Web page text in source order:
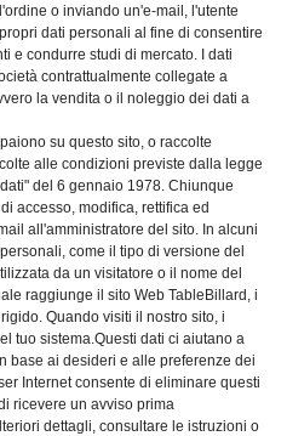
o inviando un'e-mail, l'utente
dati personali al fine di consentire
e condurre studi di mercato.
I dati
contrattualmente collegate a
la vendita o il noleggio dei dati a
su questo sito, o raccolte
alle condizioni previste dalla legge
del 6 gennaio 1978. Chiunque
accesso, modifica, rettifica ed
all'amministratore del sito. In alcuni
come il tipo di versione del
da un visitatore o il nome del
raggiunge il sito Web TableBillard, i
Quando visiti il ​​nostro sito, i
tuo sistema.Questi dati ci aiutano a
base ai desideri e alle preferenze dei
Internet consente di eliminare questi
ricevere un avviso prima
dettagli, consultare le istruzioni o